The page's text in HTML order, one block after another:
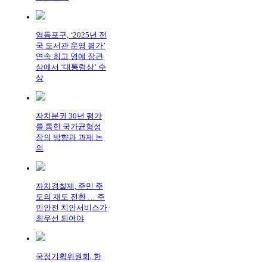
영등포구, ‘2025년 전
국 도서관 운영 평가’
연속 최고 영예 장관
상에서 ‘대통령상’ 수
상
자치분권 30년 평가
를 통한 국가균형성
장의 방향과 과제 논
의
자치경찰제, 주민 주
도의 재도 전환 … 주
민안전 치안서비스가
최우선 되어야
국정기획위원회, 한